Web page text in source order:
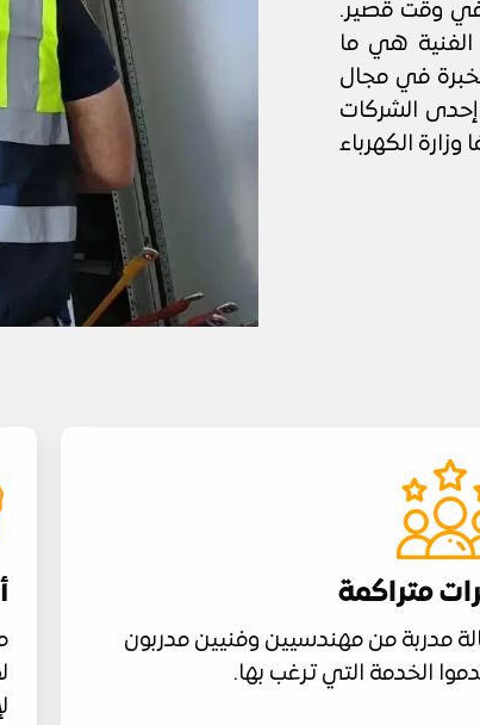
وفي وقت قصير.
الفنية هي ما
في مجال
إحدى الشركات
الكهرباء
متراكمة
مدربة من مهندسيين وفنيين مدربون
الخدمة التي ترغب بها.